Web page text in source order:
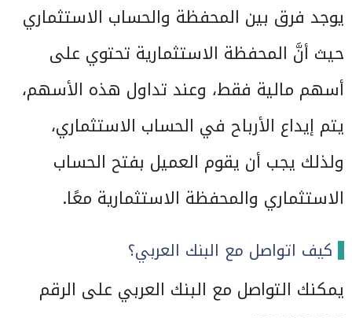
يوجد فرق بين المحفظة والحساب الاستثماري
حيث أنَّ المحفظة الاستثمارية تحتوي على
أسهم مالية فقط، وعند تداول هذه الأسهم،
يتم إيداع الأرباح في الحساب الاستثماري،
ولذلك يجب أن يقوم العميل بفتح الحساب
الاستثماري والمحفظة الاستثمارية معًا.
كيف اتواصل مع البنك العربي؟
يمكنك التواصل مع البنك العربي على الرقم